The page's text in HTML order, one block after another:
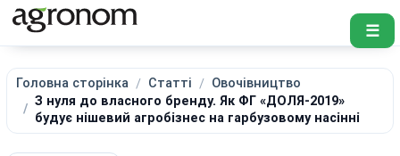
☰
Головна сторінка Статті
Овочівництво
З нуля до власного бренду. Як ФГ «ДОЛЯ-2019»
будує нішевий агробізнес на гарбузовому насінні